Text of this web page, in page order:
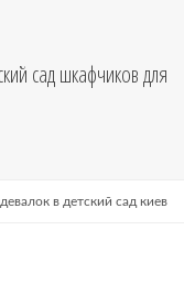
сад шкафчиков для
в детский сад киев